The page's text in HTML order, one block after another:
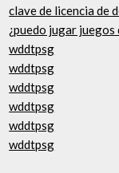
clave de licencia de
¿puedo jugar
wddtpsg
wddtpsg
wddtpsg
wddtpsg
wddtpsg
wddtpsg